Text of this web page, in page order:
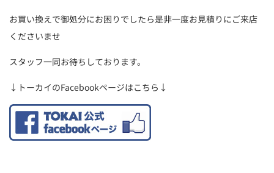
お買い換えで御処分にお困りでしたら是非一度お見積りにご来店
くださいませ
スタッフ一同お待ちしております。
↓トーカイのFacebookページはこちら↓